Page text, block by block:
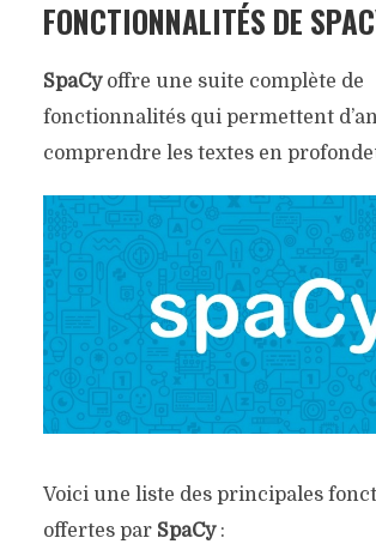
FONCTIONNALITÉS DE
SpaCyoffre une suite complète de
fonctionnalités qui permettent
comprendre les textes en
Voici une liste des principales
offertes par SpaCy: